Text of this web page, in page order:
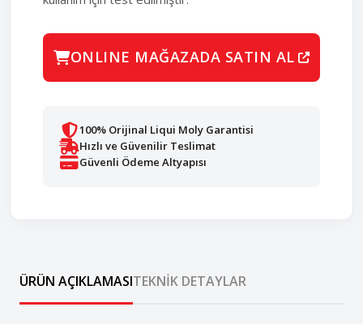
ONLINE MAĞAZADA SATIN AL
100% Orijinal Liqui Moly Garantisi
Hızlı ve Güvenilir Teslimat
Güvenli Ödeme Altyapısı
ÜRÜN AÇIKLAMASITEKNIK DETAYLAR